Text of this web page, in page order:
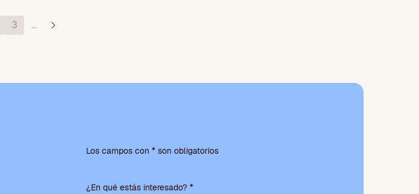
3 …
o
a
Los campos con * son obligatorios
¿En qué estás interesado? *